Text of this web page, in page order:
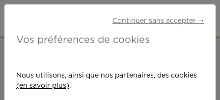
Continuer sans accepter ➝
Vos préférences de cookies
Nous utilisons, ainsi que nos partenaires, des cookies
(en savoir plus).